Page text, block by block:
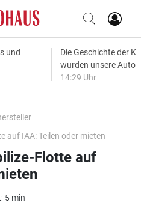
und
Die Geschichte der
wurden unsere
14:29 Uhr
auf IAA: Teilen oder mieten
Flotte auf
5 min